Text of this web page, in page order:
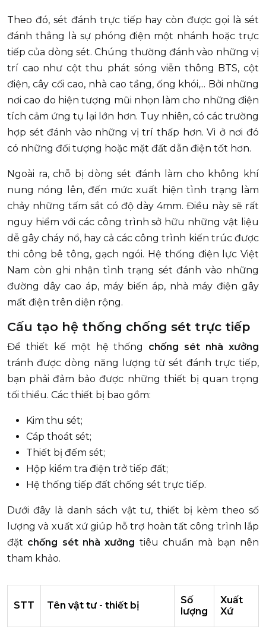
Theo đó, sét đánh trực tiếp hay còn được gọi là sét
đánh thẳng là sự phóng điện một nhánh hoặc trực
tiếp của dòng sét. Chúng thường đánh vào những vị
trí cao như cột thu phát sóng viễn thông BTS, cột
điện, cây cối cao, nhà cao tầng, ống khói,... Bởi những
nơi cao do hiện tượng mũi nhọn làm cho những điện
tích cảm ứng tụ lại lớn hơn. Tuy nhiên, có các trường
hợp sét đánh vào những vị trí thấp hơn. Vì ở nơi đó
có những đối tượng hoặc mặt đất dẫn điện tốt hơn.
Ngoài ra, chỗ bị dòng sét đánh làm cho không khí
nung nóng lên, đến mức xuất hiện tình trạng làm
chảy những tấm sắt có độ dày 4mm. Điều này sẽ rất
nguy hiểm với các công trình sở hữu những vật liệu
dễ gây cháy nổ, hay cả các công trình kiến trúc được
thi công bê tông, gạch ngói. Hệ thống điện lực Việt
Nam còn ghi nhận tình trạng sét đánh vào những
đường dây cao áp, máy biến áp, nhà máy điện gây
mất điện trên diện rộng.
Cấu tạo hệ thống chống sét trực tiếp
Để thiết kế một hệ thống chống sét nhà xưởng
tránh được dòng năng lượng từ sét đánh trực tiếp,
bạn phải đảm bảo được những thiết bị quan trọng
tối thiểu. Các thiết bị bao gồm:
Kim thu sét;
Cáp thoát sét;
Thiết bị đếm sét;
Hộp kiểm tra điện trở tiếp đất;
Hệ thống tiếp đất chống sét trực tiếp.
Dưới đây là danh sách vật tư, thiết bị kèm theo số
lượng và xuất xứ giúp hỗ trợ hoàn tất công trình lắp
đặt chống sét nhà xưởng tiêu chuẩn mà bạn nên
tham khảo.
STT Tên vật tư - thiết bị
Số
lượng
Xuất
Xứ